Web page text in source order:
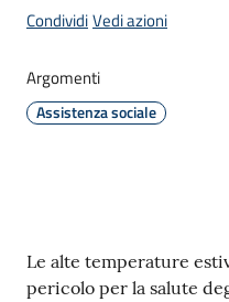
o
Tutti
gli
su
CondividiVedi azioni
Argomenti
Assistenza sociale
Contenuto
Le alte temperature
pericolo per la salute